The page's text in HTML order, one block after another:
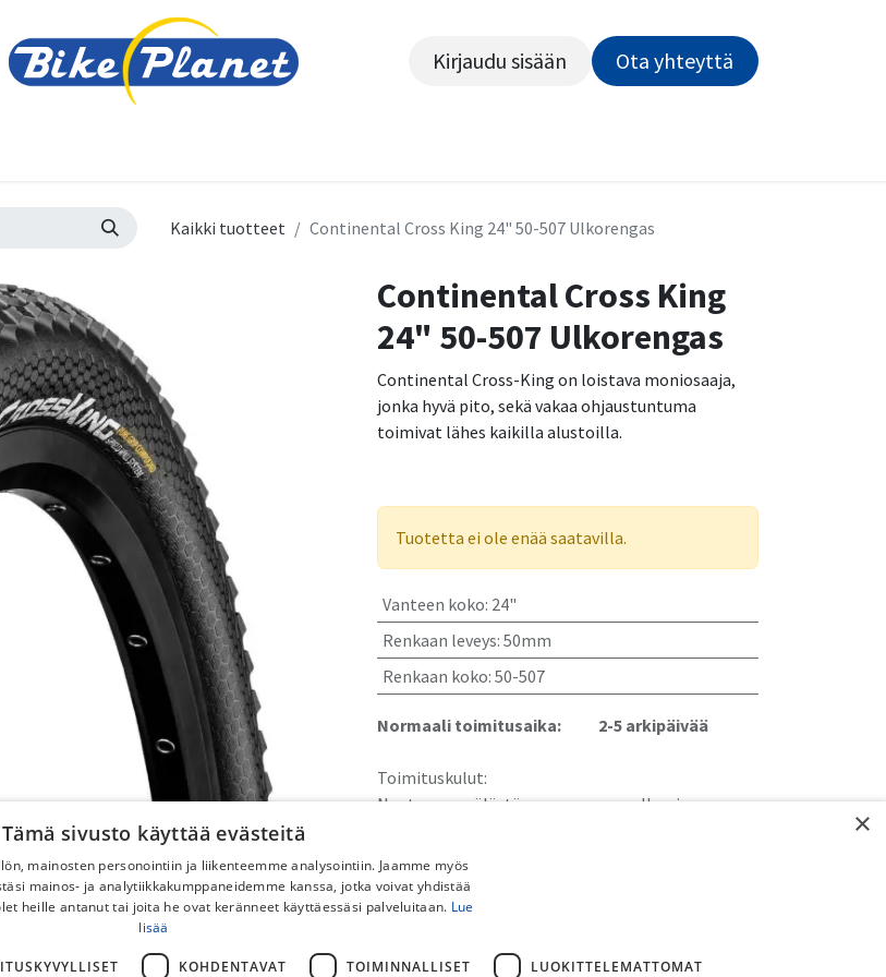
Kirjaudu sisään Ota yhteyttä​​​​​​
Kaikki tuotteet Continental Cross King 24" 50-507 Ulkorengas
Continental Cross King
24" 50-507 Ulkorengas
Continental Cross-King on loistava moniosaaja,
jonka hyvä pito, sekä vakaa ohjaustuntuma
toimivat lähes kaikilla alustoilla.
Tuotetta ei ole enää saatavilla.
Vanteen koko: 24"
Renkaan leveys: 50mm
Renkaan koko: 50-507
Normaali toimitusaika: ​​​2-5 arkipäivää
Toimituskulut:
Nouto myymälästä:
​​​​​Ilmainen
Postipaketti (ei pyörille):
Ilmainen toimitus yli 150€ DB Schenker ja Postipaketteihin (ei
pyörille).
×
Tämä sivusto käyttää evästeitä
mainosten personointiin ja liikenteemme analysointiin. Jaamme myös
mainos- ja analytiikkakumppaneidemme kanssa, jotka voivat yhdistää
heille antanut tai joita he ovat keränneet käyttäessäsi palveluitaan. Lue
lisää
KOHDENTAVAT TOIMINNALLISET LUOKITTELEMATTOMAT